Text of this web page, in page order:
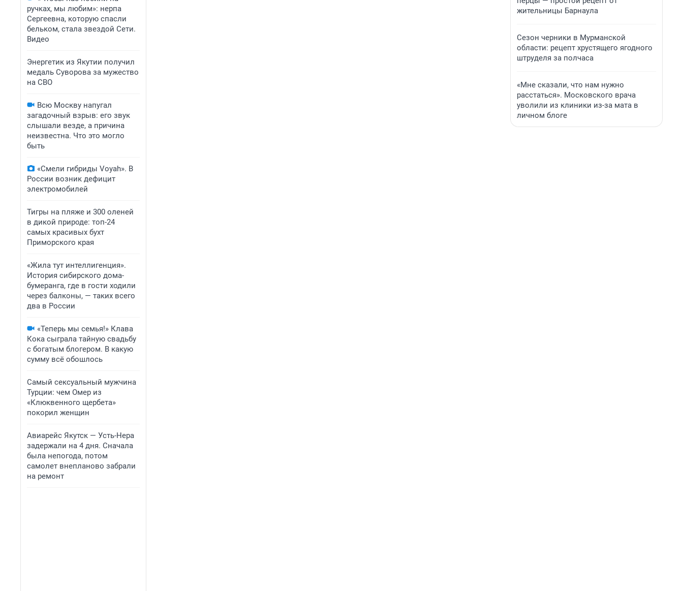
ручках, мы любим»: нерпа
Сергеевна, которую спасли
бельком, стала звездой Сети.
Видео
Энергетик из Якутии получил
медаль Суворова за мужество
на СВО
Всю Москву напугал
загадочный взрыв: его звук
слышали везде, а причина
неизвестна. Что это могло
быть
«Смели гибриды Voyah». В
России возник дефицит
электромобилей
Тигры на пляже и 300 оленей
в дикой природе: топ-24
самых красивых бухт
Приморского края
«Жила тут интеллигенция».
История сибирского дома-
бумеранга, где в гости ходили
через балконы, — таких всего
два в России
«Теперь мы семья!» Клава
Кока сыграла тайную свадьбу
с богатым блогером. В какую
сумму всё обошлось
Самый сексуальный мужчина
Турции: чем Омер из
«Клюквенного щербета»
покорил женщин
Авиарейс Якутск — Усть-Нера
задержали на 4 дня. Сначала
была непогода, потом
самолет внепланово забрали
на ремонт
жительницы Барнаула
Сезон черники в Мурманской
области: рецепт хрустящего ягодного
штруделя за полчаса
«Мне сказали, что нам нужно
расстаться». Московского врача
уволили из клиники из-за мата в
личном блоге